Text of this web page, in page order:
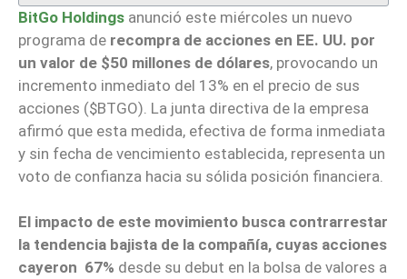
BitGo Holdings anunció este miércoles un nuevo
programa de recompra de acciones en EE. UU. por
un valor de $50 millones de dólares, provocando un
incremento inmediato del 13% en el precio de sus
acciones ($BTGO). La junta directiva de la empresa
afirmó que esta medida, efectiva de forma inmediata
y sin fecha de vencimiento establecida, representa un
voto de confianza hacia su sólida posición financiera.
El impacto de este movimiento busca contrarrestar
la tendencia bajista de la compañía, cuyas acciones
cayeron 67% desde su debut en la bolsa de valores a